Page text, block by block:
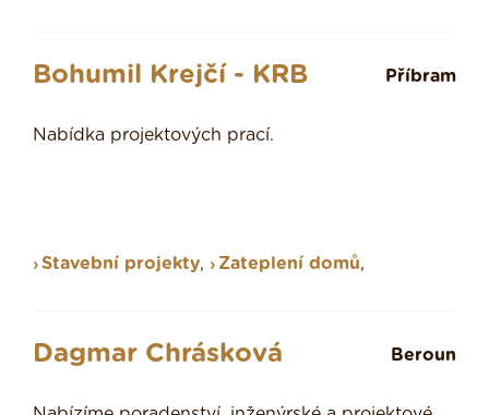
Bohumil Krejčí - KRB Příbram
Nabídka projektových prací.
Stavební projekty, Zateplení domů,
Dagmar Chrásková Beroun